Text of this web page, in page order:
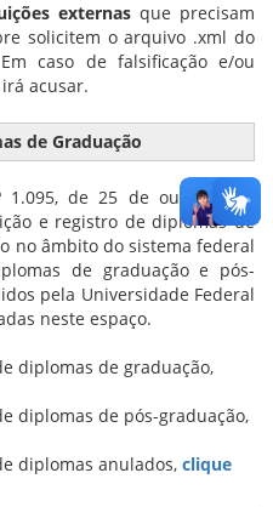
externas que precisam
solicitem o arquivo .xml do
caso de falsificação e/ou
acusar.
de Graduação
1.095, de 25 de outubro de
e registro de diplomas de
no âmbito do sistema federal
de graduação e pós-
pela Universidade Federal
neste espaço.
diplomas de graduação,
diplomas de pós-graduação,
diplomas anulados, clique